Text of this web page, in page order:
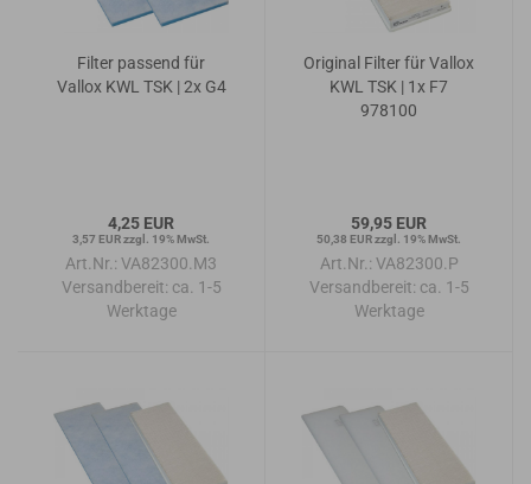
Filter passend für
Vallox KWL TSK | 2x G4
4,25 EUR
3,57 EUR zzgl. 19% MwSt.
Art.Nr.: VA82300.M3
Versandbereit: ca. 1-5
Werktage
Original Filter für Vallox
KWL TSK | 1x F7
978100
59,95 EUR
50,38 EUR zzgl. 19% MwSt.
Art.Nr.: VA82300.P
Versandbereit: ca. 1-5
Werktage